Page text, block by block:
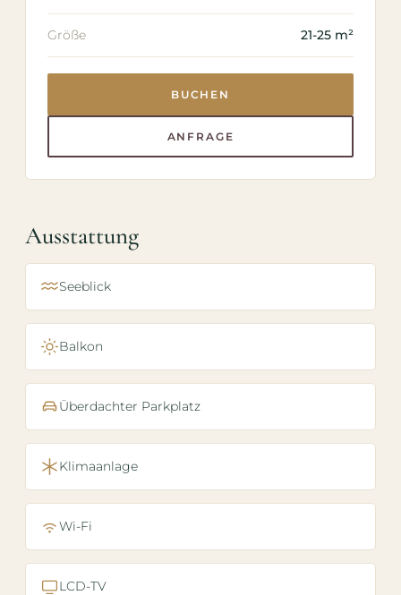
Größe 21-25 m²
BUCHEN
ANFRAGE
Ausstattung
Seeblick
Balkon
Überdachter Parkplatz
Klimaanlage
Wi-Fi
LCD-TV